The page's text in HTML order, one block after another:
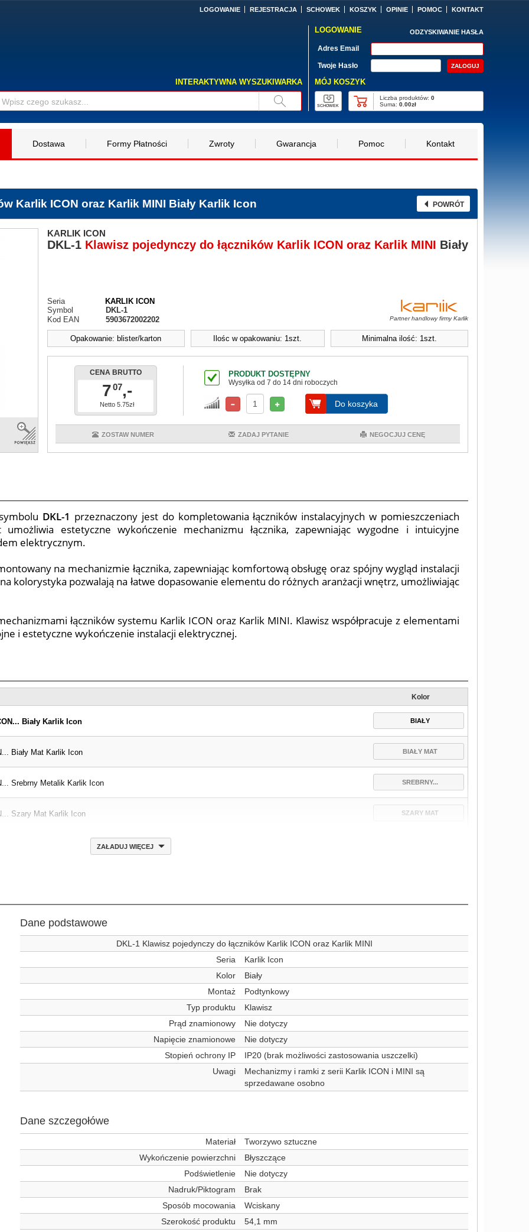
LOGOWANIE REJESTRACJA SCHOWEK KOSZYK OPINIE POMOC KONTAKT
INTERAKTYWNA WYSZUKIWARKA
LOGOWANIE ODZYSKIWANIE HASŁA
Adres Email
Twoje Hasło
MÓJ KOSZYK
SCHOWEK
Liczba produktów:0
Suma:0.00zł
Dostawa Formy Płatności Zwroty Gwarancja Pomoc Kontakt
Karlik ICON oraz Karlik MINI Biały Karlik Icon POWRÓT
KARLIK ICON
DKL-1 Klawisz pojedynczy do łączników Karlik ICON oraz Karlik MINI Biały
Seria
KARLIK ICON
Symbol
DKL-1
Kod EAN
5903672002202 Partner handlowy firmy Karlik
Opakowanie: blister/karton Ilośc w opakowaniu: 1szt. Minimalna ilość: 1szt.
CENA BRUTTO
707,-
Netto 5.75zł
PRODUKT DOSTĘPNY
Wysyłka od 7 do 14 dni roboczych
Do koszyka
ZOSTAW NUMER ZADAJ PYTANIE NEGOCJUJ CENĘ
DKL-1 przeznaczony jest do kompletowania łączników instalacyjnych w pomieszczeniach
estetyczne wykończenie mechanizmu łącznika, zapewniając wygodne i intuicyjne
elektrycznym.
na mechanizmie łącznika, zapewniając komfortową obsługę oraz spójny wygląd instalacji
kolorystyka pozwalają na łatwe dopasowanie elementu do różnych aranżacji wnętrz, umożliwiając
łączników systemu Karlik ICON oraz Karlik MINI. Klawisz współpracuje z elementami
i estetyczne wykończenie instalacji elektrycznej.
Kolor
Biały Karlik Icon BIAŁY
Biały Mat Karlik Icon BIAŁY MAT
Srebrny Metalik Karlik Icon SREBRNY...
Szary Mat Karlik Icon SZARY MAT
ZAŁADUJ WIĘCEJ
Dane podstawowe
DKL-1 Klawisz pojedynczy do łączników Karlik ICON oraz Karlik MINI
Seria
Karlik Icon
Kolor
Biały
Montaż
Podtynkowy
Typ produktu
Klawisz
Prąd znamionowy
Nie dotyczy
Napięcie znamionowe
Nie dotyczy
Stopień ochrony IP
IP20 (brak możliwości zastosowania uszczelki)
Uwagi
Mechanizmy i ramki z serii Karlik ICON i MINI są
sprzedawane osobno
Dane szczegołówe
Materiał
Tworzywo sztuczne
Wykończenie powierzchni
Błyszczące
Podświetlenie
Nie dotyczy
Nadruk/Piktogram
Brak
Sposób mocowania
Wciskany
Szerokość produktu
54,1 mm